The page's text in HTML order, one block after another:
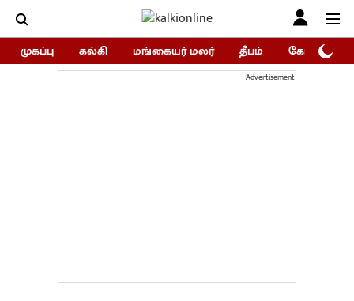
முகப்பு கல்கி மங்கையர் மலர் தீபம் கோகுலம்/
Advertisement